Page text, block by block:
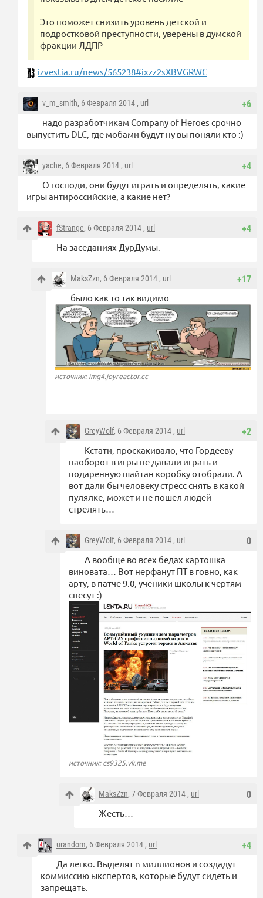
Это поможет снизить уровень детской и
подростковой преступности, уверены в думской
фракции ЛДПР
izvestia.ru/news/565238#ixzz2sXBVGRWC
+6
v_m_smith, 6 Февраля 2014 , url
надо разработчикам Company of Heroes срочно
выпустить DLC, где мобами будут ну вы поняли кто :)
+4
yache, 6 Февраля 2014 , url
О господи, они будут играть и определять, какие
игры антироссийские, а какие нет?
+4
fStrange, 6 Февраля 2014 , url
На заседаниях ДурДумы.
+17
MaksZzn, 6 Февраля 2014 , url
было как то так видимо
источник: img4.joyreactor.cc
+2
GreyWolf, 6 Февраля 2014 , url
Кстати, проскакивало, что Гордееву
наоборот в игры не давали играть и
подаренную шайтан коробку отобрали. А
вот дали бы человеку стресс снять в какой
пулялке, может и не пошел людей
стрелять…
0
GreyWolf, 6 Февраля 2014 , url
А вообще во всех бедах картошка
виновата… Вот нерфанут ПТ в говно, как
арту, в патче 9.0, ученики школы к чертям
снесут :)
источник: cs9325.vk.me
0
MaksZzn, 7 Февраля 2014 , url
Жесть…
+4
urandom, 6 Февраля 2014 , url
Да легко. Выделят n миллионов и создадут
коммиссию ыкспертов, которые будут сидеть и
запрещать.